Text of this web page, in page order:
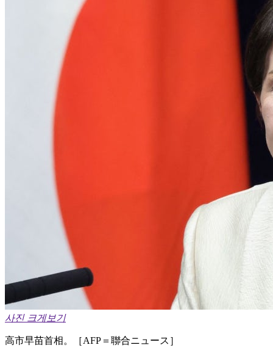
사진 크게보기
高市早苗首相。［AFP＝聯合ニュース］